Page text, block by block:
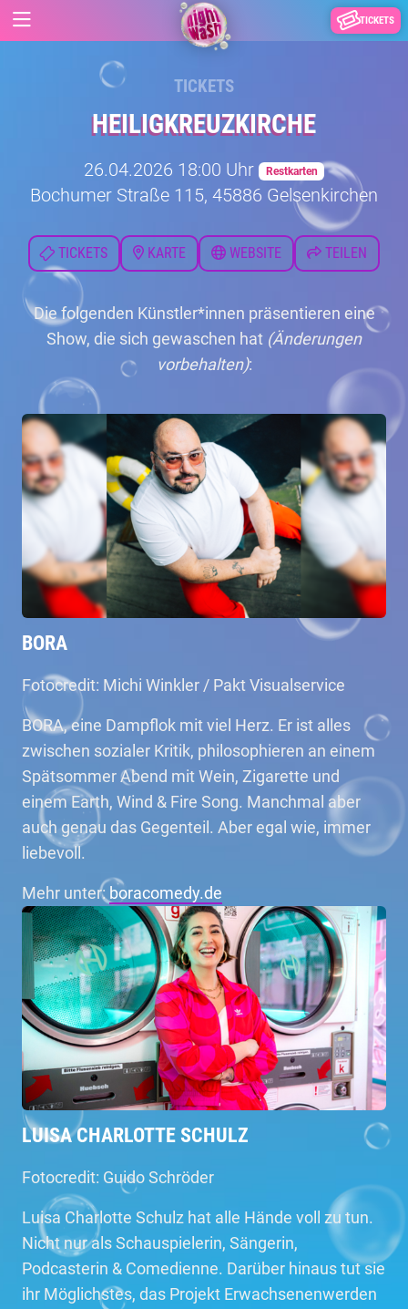
TICKETS
TICKETS
HEILIGKREUZKIRCHE
26.04.2026 18:00 Uhr Restkarten
Bochumer Straße 115, 45886 Gelsenkirchen
TICKETS KARTE WEBSITE TEILEN
Die folgenden Künstler*innen präsentieren eine
Show, die sich gewaschen hat (Änderungen
vorbehalten):
BORA
Fotocredit: Michi Winkler / Pakt Visualservice
BORA, eine Dampflok mit viel Herz. Er ist alles
zwischen sozialer Kritik, philosophieren an einem
Spätsommer Abend mit Wein, Zigarette und
einem Earth, Wind & Fire Song. Manchmal aber
auch genau das Gegenteil. Aber egal wie, immer
liebevoll.
Mehr unter: boracomedy.de
LUISA CHARLOTTE SCHULZ
Fotocredit: Guido Schröder
Luisa Charlotte Schulz hat alle Hände voll zu tun.
Nicht nur als Schauspielerin, Sängerin,
Podcasterin & Comedienne. Darüber hinaus tut sie
ihr Möglichstes, das Projekt Erwachsenenwerden